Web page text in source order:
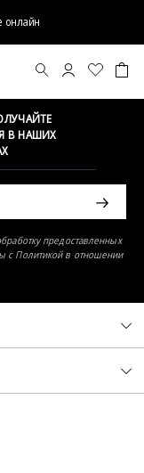
онлайн
В НАШИХ
предоставленных
с Политикой в отношении